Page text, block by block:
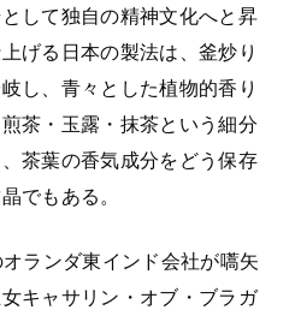
して独自の精神文化へと昇
げる日本の製法は、釜炒り
し、青々とした植物的香り
茶・玉露・抹茶という細分
茶葉の香気成分をどう保存
でもある。
ランダ東インド会社が嚆矢
キャサリン・オブ・ブラガ